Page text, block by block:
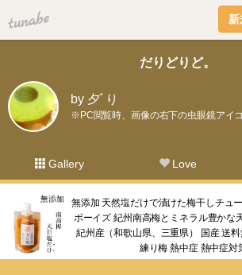
tuna.be
だりどりど。
by 夕ﾞり
※PC閲覧時、画像の右下の虫眼鏡アイ
Gallery Love
無添加 天然塩だけで漬けた梅干しチュ
ボーイズ 紀州南高梅とミネラル豊かな
紀州産（和歌山県、三重県） 国産 送
練り梅 熱中症 熱中症対